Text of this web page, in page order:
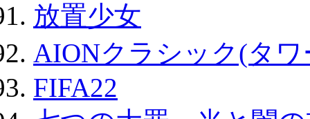
放置少女
AIONクラシック(タ
FIFA22